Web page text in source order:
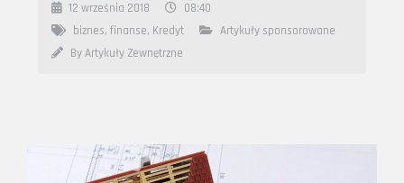
12 września 2018
08:40
biznes, finanse, Kredyt
Artykuły sponsorowane
By Artykuły Zewnętrzne